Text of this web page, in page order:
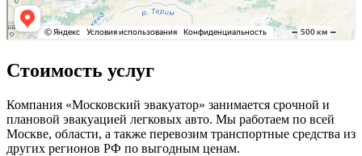
Стоимость услуг
Компания «Московский эвакуатор» занимается срочной и
плановой эвакуацией легковых авто. Мы работаем по всей
Москве, области, а также перевозим транспортные средства из
других регионов РФ по выгодным ценам.